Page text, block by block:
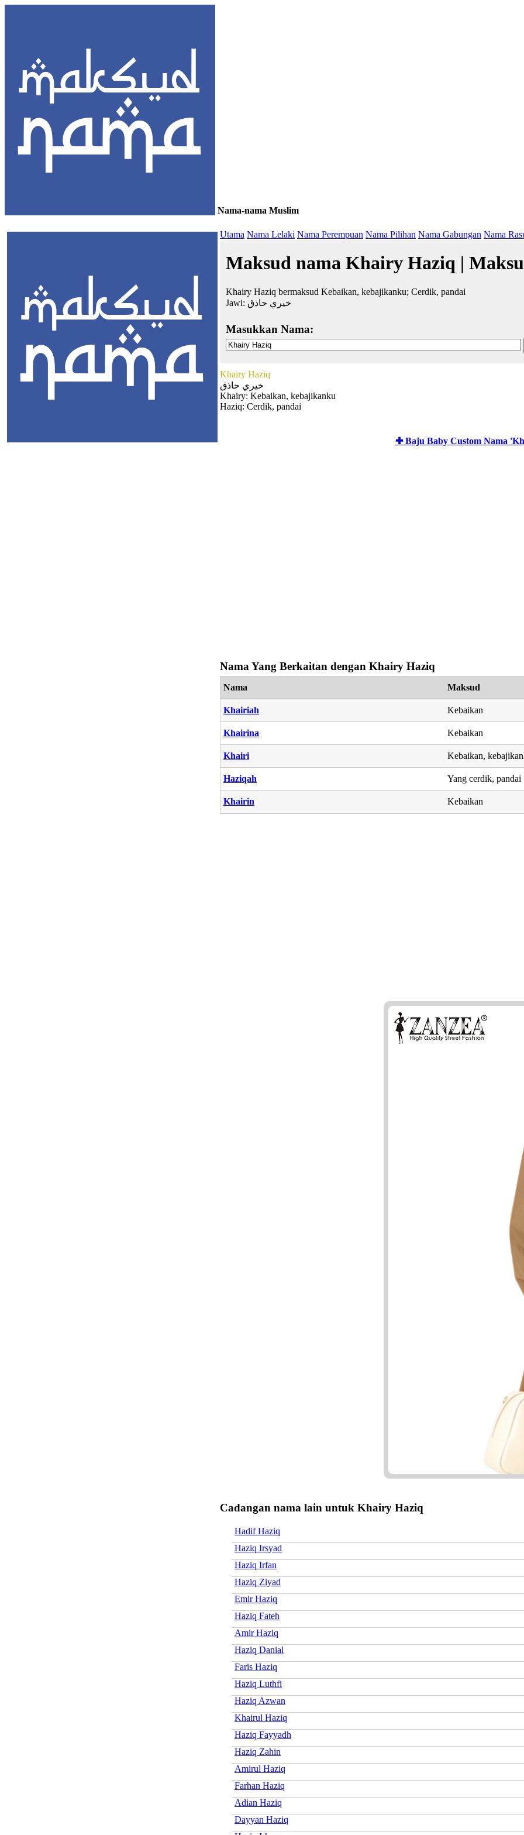
Nama-nama Muslim
Utama Nama Lelaki Nama Perempuan Nama Pilihan Nama Gabungan Nama
Maksud nama Khairy Haziq |
Khairy Haziq bermaksud Kebaikan, kebajikanku; Cerdik, pandai
Jawi: خيري حاذق
Masukkan Nama:
Khairy Haziq
خيري حاذق
Khairy: Kebaikan, kebajikanku
Haziq: Cerdik, pandai
✚ Baju Baby Custom Nama
Nama Yang Berkaitan dengan Khairy Haziq
Nama Maksud
Khairiah Kebaikan
Khairina Kebaikan
Khairi Kebaikan,
Haziqah Yang cerdik, pandai
Khairin Kebaikan
Cadangan nama lain untuk Khairy Haziq
Hadif Haziq
Haziq Irsyad
Haziq Irfan
Haziq Ziyad
Emir Haziq
Haziq Fateh
Amir Haziq
Haziq Danial
Faris Haziq
Haziq Luthfi
Haziq Azwan
Khairul Haziq
Haziq Fayyadh
Haziq Zahin
Amirul Haziq
Farhan Haziq
Adian Haziq
Dayyan Haziq